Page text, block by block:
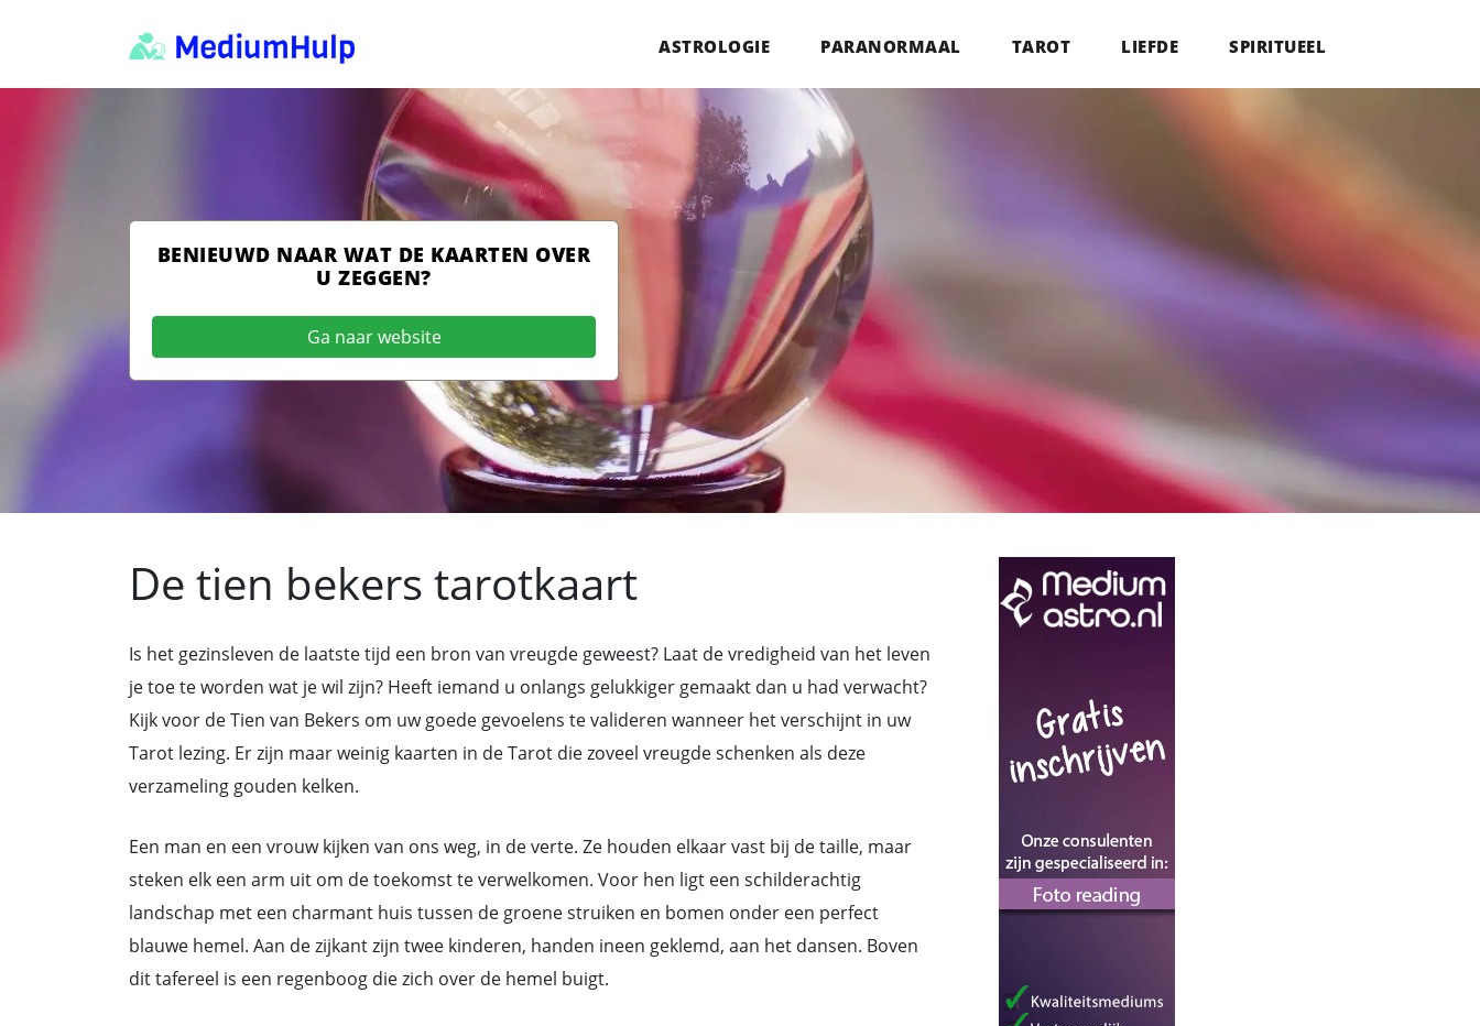
ASTROLOGIE PARANORMAAL TAROT LIEFDE SPIRITUEEL
BENIEUWD NAAR WAT DE KAARTEN OVER
U ZEGGEN?
Ga naar website
De tien bekers tarotkaart
Is het gezinsleven de laatste tijd een bron van vreugde geweest? Laat de vredigheid van het leven
je toe te worden wat je wil zijn? Heeft iemand u onlangs gelukkiger gemaakt dan u had verwacht?
Kijk voor de Tien van Bekers om uw goede gevoelens te valideren wanneer het verschijnt in uw
Tarot lezing. Er zijn maar weinig kaarten in de Tarot die zoveel vreugde schenken als deze
verzameling gouden kelken.
Een man en een vrouw kijken van ons weg, in de verte. Ze houden elkaar vast bij de taille, maar
steken elk een arm uit om de toekomst te verwelkomen. Voor hen ligt een schilderachtig
landschap met een charmant huis tussen de groene struiken en bomen onder een perfect
blauwe hemel. Aan de zijkant zijn twee kinderen, handen ineen geklemd, aan het dansen. Boven
dit tafereel is een regenboog die zich over de hemel buigt.